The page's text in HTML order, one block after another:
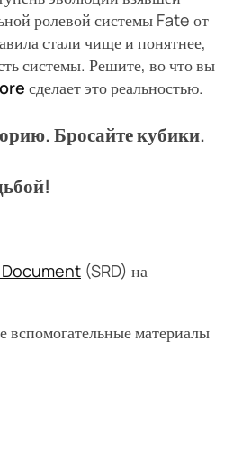
ролевой системы Fate от
стали чище и понятнее,
системы. Решите, во что вы
сделает это реальностью.
Бросайте кубики.
(SRD) на
вспомогательные материалы